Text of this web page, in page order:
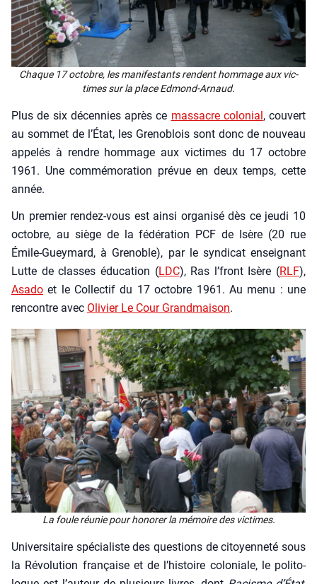
Chaque 17 octobre, les mani­fes­tants rendent hom­mage aux vic­
times sur la place Edmond-Arnaud.
Plus de six décen­nies après ce mas­sacre colo­nial, cou­vert
au som­met de l’État, les Gre­no­blois sont donc de nou­veau
appe­lés à rendre hom­mage aux vic­times du 17 octobre
1961. Une com­mé­mo­ra­tion pré­vue en deux temps, cette
année.
Un pre­mier ren­dez-vous est ain­si orga­ni­sé dès ce jeu­di 10
octobre, au siège de la fédé­ra­tion PCF de Isère (20 rue
Émile-Guey­mard, à Gre­noble), par le syn­di­cat ensei­gnant
Lutte de classes édu­ca­tion (LDC), Ras l’front Isère (RLF),
Asa­do et le Col­lec­tif du 17 octobre 1961. Au menu : une
ren­contre avec Oli­vier Le Cour Grand­mai­son.
La foule réunie pour hono­rer la mémoire des vic­times.
Uni­ver­si­taire spé­cia­liste des ques­tions de citoyen­ne­té sous
la Révo­lu­tion fran­çaise et de l’histoire colo­niale, le poli­to­